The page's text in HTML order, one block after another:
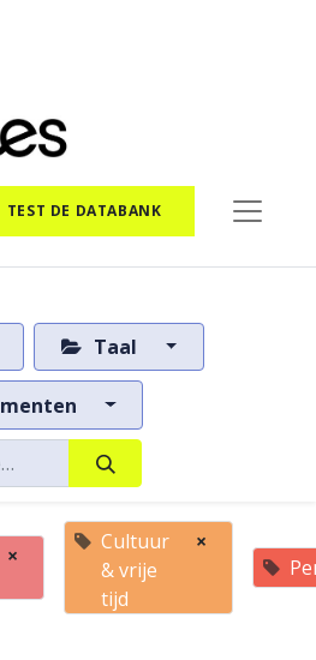
TEST DE DATABANK
Taal
×
Cultuur
& vrije
tijd
×